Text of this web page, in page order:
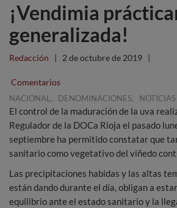
¡Vendimia
generalizada!
Redacción | 2 de octubre de 2019 |
Comentarios
NACIONAL , DENOMINACIONES, NOTICIAS
El control de la maduración de la uva
Regulador de la DOCa Rioja el pasado
septiembre ha permitido constatar que
sanitario como vegetativo del viñedo
Las precipitaciones habidas y las altas
están dando durante el día, obligan a
equilibrio ante el estado sanitario y la